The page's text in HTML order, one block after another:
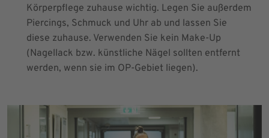
Körperpflege zuhause wichtig. Legen Sie außerdem
Piercings, Schmuck und Uhr ab und lassen Sie
diese zuhause. Verwenden Sie kein Make-Up
(Nagellack bzw. künstliche Nägel sollten entfernt
werden, wenn sie im OP-Gebiet liegen).